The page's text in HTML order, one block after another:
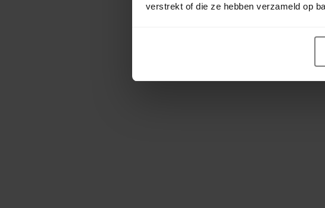
verstrekt of die ze hebben verzameld op